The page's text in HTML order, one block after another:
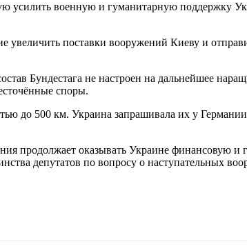
усилить военную и гуманитарную поддержку
поставки вооружений Киеву и
Бундестага не настроен на дальнейшее
споры.
до 500 км. Украина запрашивала их у
продолжает оказывать Украине финансовую и
депутатов по вопросу о наступательных